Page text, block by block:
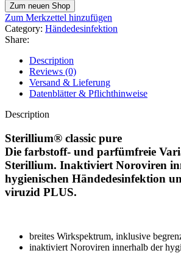
Zum neuen Shop
Zum Merkzettel hinzufügen
Category: Händedesinfektion
Share:
Description
Reviews (0)
Versand & Lieferung
Datenblätter & Pflichthinweise
Description
Sterillium® classic pure
Die farbstoff- und parfümfreie
Sterillium. Inaktiviert Noroviren
hygienischen Händedesinfektion
viruzid PLUS.
breites Wirkspektrum, inklusive
inaktiviert Noroviren innerhalb der